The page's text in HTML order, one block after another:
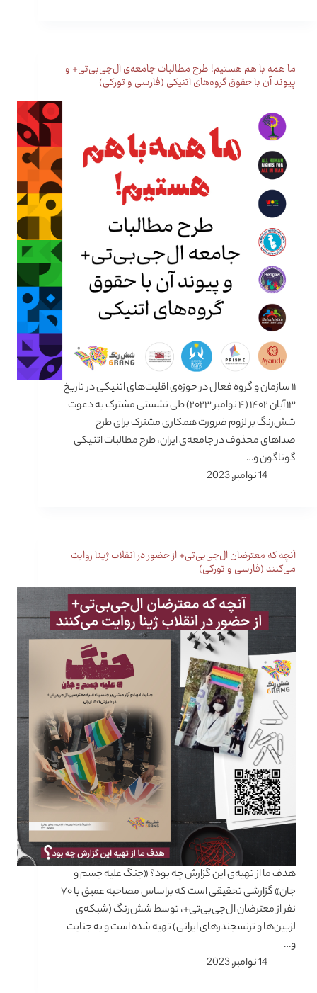
ما همه با هم هستیم! طرح مطالبات جامعه‌ی ال‌جی‌بی‌تی+ و
پیوند آن با حقوق گروه‌های اتنیکی (فارسی و تورکی)
۱۱ سازمان و گروه فعال در حوزه‌ی اقلیت‌های اتنیکی در تاریخ
۱۳ آبان ۱۴۰۲ (۴ نوامبر ۲۰۲۳) طی نشستی مشترک به دعوت
شش‌رنگ بر لزوم ضرورت همکاری مشترک برای طرح
صداهای محذوف در جامعه‌ی ایران، طرح مطالبات اتنیکی
گوناگون و…
14 نوامبر, 2023
آنچه که معترضان ال‌جی‌بی‌تی+ از حضور در انقلاب ژینا روایت
می‌کنند (فارسی و تورکی)
هدف ما از تهیه‌ی این گزارش چه بود؟ «جنگ علیه جسم و
جان» گزارشی تحقیقی است که براساس مصاحبه عمیق با ۷۰
نفر از معترضان ال‌جی‌بی‌تی+، توسط شش‌رنگ (شبکه‌ی
لزبین‌ها و ترنسجندرهای ایرانی) تهیه شده است و به جنایت
و…
14 نوامبر, 2023